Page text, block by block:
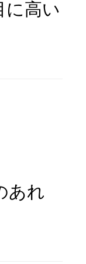
に高い
あれ